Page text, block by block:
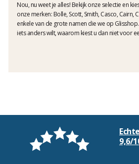
Nou, nu weet je alles! Bekijk onze selectie en
onze merken: Bolle, Scott, Smith, Casco, Cairn,
enkele van de grote namen die we op
iets anders wilt, waarom kiest u dan niet voor
9,6/